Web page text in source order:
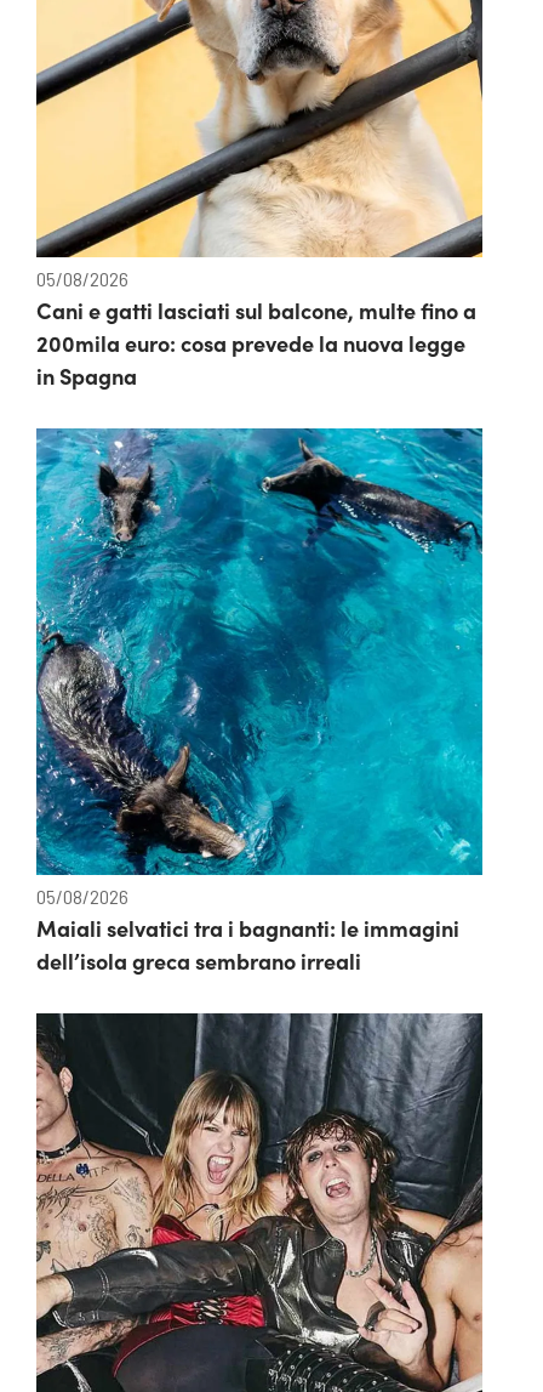
05/08/2026
Cani e gatti lasciati sul balcone, multe fino a
200mila euro: cosa prevede la nuova legge
in Spagna
05/08/2026
Maiali selvatici tra i bagnanti: le immagini
dell’isola greca sembrano irreali